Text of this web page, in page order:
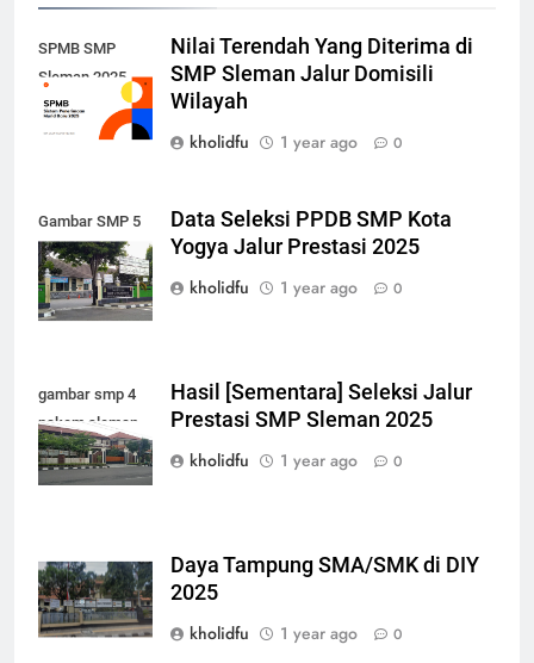
SPMB SMP
Sleman 2025
Nilai Terendah Yang Diterima di
SMP Sleman Jalur Domisili
Wilayah
kholidfu
1 year ago 0
Gambar SMP 5
Yogya Pawitikra
Data Seleksi PPDB SMP Kota
Yogya Jalur Prestasi 2025
kholidfu
1 year ago 0
gambar smp 4
pakem sleman
Hasil [Sementara] Seleksi Jalur
Prestasi SMP Sleman 2025
kholidfu
1 year ago 0
Daya Tampung SMA/SMK di DIY
2025
kholidfu
1 year ago 0